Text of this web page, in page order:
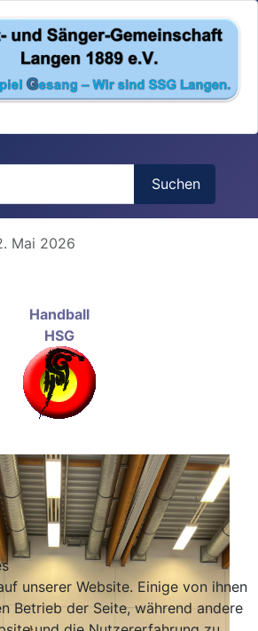
Suchen
Mai 2026
Handball
HSG
unserer Website. Einige von ihnen
Betrieb der Seite, während andere